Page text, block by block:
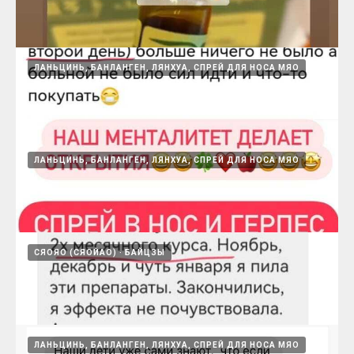
первых приемов
15.08.2024
Ланьцинь
15.08.2024
15.08.2024
ЛАНЬЦИНЬ, БАНЛАНГЕН, ЛЯНХУА, СПРЕЙ ДЛЯ НОСА МЯО
Спрей в нос и герпес
15.08.2024
ЛАНЬЦИНЬ, БАНЛАНГЕН, ЛЯНХУА, СПРЕЙ ДЛЯ НОСА МЯО
СЯОЯО (СЯОЙАО) БАЙЦЗЫ
ЛАНЬЦИНЬ, БАНЛАНГЕН, ЛЯНХУА, СПРЕЙ ДЛЯ НОСА МЯО